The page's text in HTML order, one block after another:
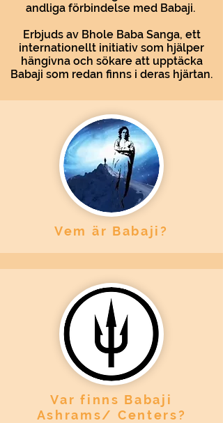
andliga förbindelse med Babaji.
Erbjuds av Bhole Baba Sanga, ett
internationellt initiativ som hjälper
hängivna och sökare att upptäcka
Babaji som redan finns i deras hjärtan.
Vem är Babaji?
Var finns Babaji
Ashrams/ Centers?